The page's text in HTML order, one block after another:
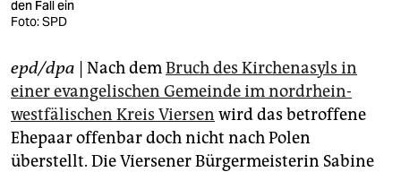
verlag
shop
fragen & hilfe
unterstützen
den Fall ein
Foto: SPD
epd/dpa | Nach demBruch des Kirchenasyls in
einer evangelischen Gemeinde im nordrhein-
westfälischen Kreis Viersen wird das betroffene
Ehepaar offenbar doch nicht nach Polen
überstellt. Die Viersener Bürgermeisterin Sabine